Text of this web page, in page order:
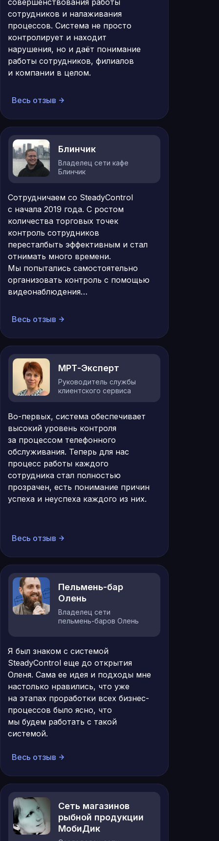
Весь отзыв
совершенствования работы
сотрудников и налаживания
процессов. Система не просто
контролирует и находит
нарушения, но и даёт понимание
работы сотрудников, филиалов
и компании в целом.
Весь отзыв
Сотрудничаем со SteadyControl
с начала 2019 года. С ростом
количества торговых точек
контроль сотрудников
пересталбыть эффективным и стал
отнимать много времени.
Мы попытались самостоятельно
организовать контроль с помощью
видеонаблюдения…
Владелец сети кафе
Блинчик
Блинчик
Весь отзыв
Во-первых, система обеспечивает
высокий уровень контроля
за процессом телефонного
обслуживания. Теперь для нас
процесс работы каждого
сотрудника стал полностью
прозрачен, есть понимание причин
успеха и неуспеха каждого из них.
Руководитель службы
клиентского сервиса
МРТ-Эксперт
Весь отзыв
Я был знаком с системой
SteadyControl еще до открытия
Оленя. Сама ее идея и подходы мне
настолько нравились, что уже
на этапах проработки всех бизнес-
процессов было ясно, что
мы будем работать с такой
системой.
Владелец сети
пельмень-баров Олень
Пельмень-бар
Олень
Сеть магазинов
рыбной продукции
МобиДик